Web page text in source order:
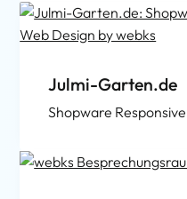
Julmi-Garten.de
Shopware